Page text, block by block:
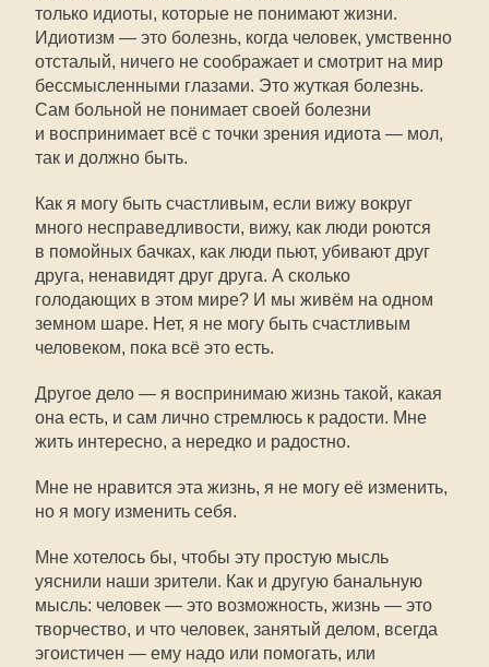
только идиоты, которые не понимают жизни.
Идиотизм — это болезнь, когда человек, умственно
отсталый, ничего не соображает и смотрит на мир
бессмысленными глазами. Это жуткая болезнь.
Сам больной не понимает своей болезни
и воспринимает всё с точки зрения идиота — мол,
так и должно быть.
Как я могу быть счастливым, если вижу вокруг
много несправедливости, вижу, как люди роются
в помойных бачках, как люди пьют, убивают друг
друга, ненавидят друг друга. А сколько
голодающих в этом мире? И мы живём на одном
земном шаре. Нет, я не могу быть счастливым
человеком, пока всё это есть.
Другое дело — я воспринимаю жизнь такой, какая
она есть, и сам лично стремлюсь к радости. Мне
жить интересно, а нередко и радостно.
Мне не нравится эта жизнь, я не могу её изменить,
но я могу изменить себя.
Мне хотелось бы, чтобы эту простую мысль
уяснили наши зрители. Как и другую банальную
мысль: человек — это возможность, жизнь — это
творчество, и что человек, занятый делом, всегда
эгоистичен — ему надо или помогать, или